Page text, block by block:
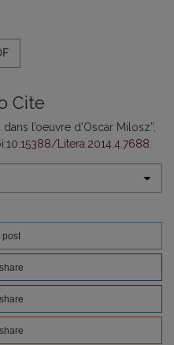
Cite
l’oeuvre d’Oscar Milosz”,
10.15388/Litera.2014.4.7688
post
share
share
share